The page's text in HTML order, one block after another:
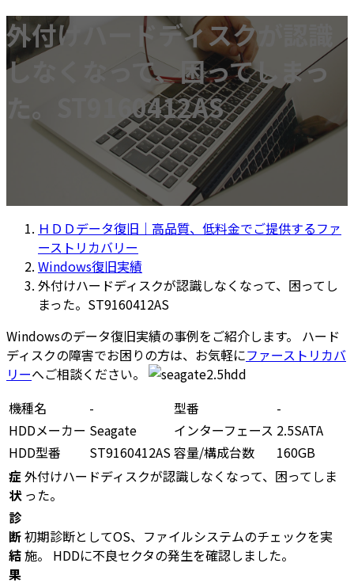
外付けハードディスクが認識
しなくなって、困ってしまっ
た。ST9160412AS
ＨＤＤデータ復旧｜高品質、低料金でご提供するファ
ーストリカバリー
Windows復旧実績
外付けハードディスクが認識しなくなって、困ってし
まった。ST9160412AS
Windowsのデータ復旧実績の事例をご紹介します。 ハード
ディスクの障害でお困りの方は、お気軽にファーストリカバ
リーへご相談ください。
機種名
- 型番
-
HDDメーカー Seagate インターフェース 2.5SATA
HDD型番
ST9160412AS容量/構成台数
160GB
症
状
外付けハードディスクが認識しなくなって、困ってしま
った。
診
断
結
果
初期診断としてOS、ファイルシステムのチェックを実
施。 HDDに不良セクタの発生を確認しました。